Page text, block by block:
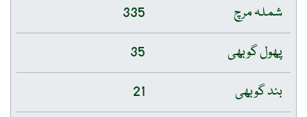
شملہ مرچ
335
پھول گوبھی
35
بند گوبھی
21